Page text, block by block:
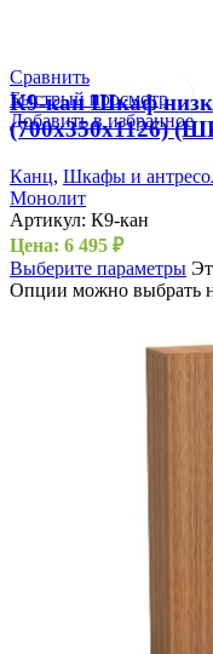
Сравнить
Быстрый просмотр
Добавить в избранное
К9-кан Шкаф
(700х350х1126)
Канц, Шкафы и
Монолит
Артикул: К9-кан
Цена: 6 495 ₽
Выберите параметры
Опции можно выбрать